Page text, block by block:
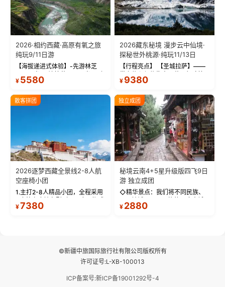
2026·相约西藏·高原有氧之旅
纯玩9/11日游
【海拔递进式体验】-先游林芝
测 99%游客零高反 。 【贴心保
反根本不是事儿 ！ 【无人机航
拍】-雪山/圣湖/...
¥ 5580
2026藏东秘境 漫步云中仙境·
探秘世外桃源·纯玩11/13日
【行程亮点】 【圣城拉萨】——
萨，感受这座城与生俱来的与众
城堡寺院于一体的宏伟建筑，是
西藏最完整的古代...
¥ 9380
散客拼团
2026逐梦西藏全景线2-8人航
空座椅小团
1.主打2-8人精品小团，全程采用
9座航空座椅车型（360度环抱式
座舱），提供VIP级别的舒适出行
¥7380
独立成团
秘境云南4+5星升级版四飞9日
游 独立成团
◇精华景点：我们将不同民族、
不同地域、不同风格的三座古城
—【大理古城、丽江古城、香格
¥ 2880
©新疆中旅国际旅行社有限公司版权所有
许可证号:L-XB-100013
ICP备案号:新ICP备19001292号-4